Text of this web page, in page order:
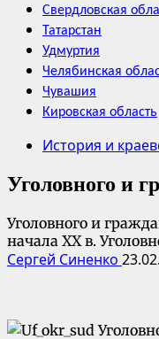
Свердловская
Татарстан
Удмуртия
Челябинская
Чувашия
Кировская область
История и
Уголовного и
Уголовного и
начала XX в.
Сергей Синенко